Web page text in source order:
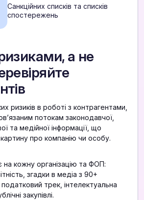
Санкційних списків та списків
спостережень
а не
ризиків в роботі з контрагентами,
потокам законодавчої,
та медійної інформації, що
про компанію чи особу.
кожну організацію та ФОП:
згадки в медіа з 90+
трек, інтелектуальна
закупівлі.